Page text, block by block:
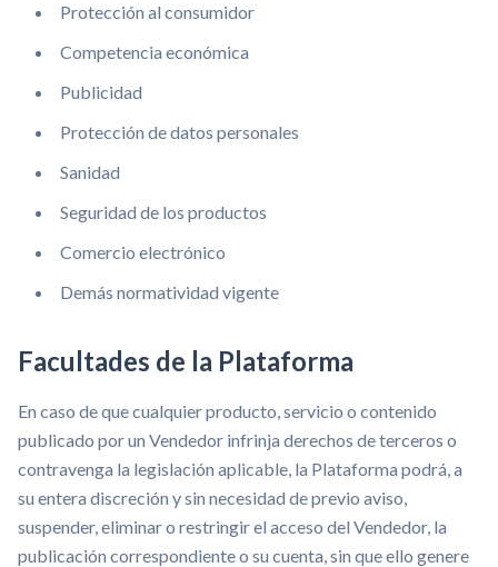
Protección al consumidor
Competencia económica
Publicidad
Protección de datos personales
Sanidad
Seguridad de los productos
Comercio electrónico
Demás normatividad vigente
Facultades de la Plataforma
En caso de que cualquier producto, servicio o contenido
publicado por un Vendedor infrinja derechos de terceros o
contravenga la legislación aplicable, la Plataforma podrá, a
su entera discreción y sin necesidad de previo aviso,
suspender, eliminar o restringir el acceso del Vendedor, la
publicación correspondiente o su cuenta, sin que ello genere